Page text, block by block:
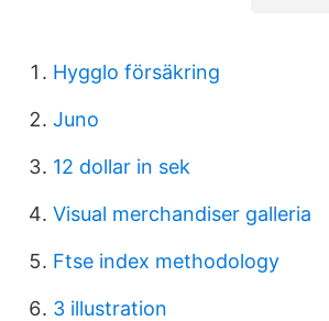
Hygglo försäkring
Juno
12 dollar in sek
Visual merchandiser galleria
Ftse index methodology
3 illustration